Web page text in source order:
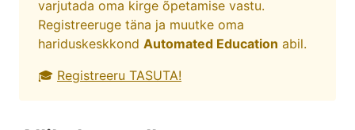
varjutada oma kirge õpetamise vastu.
Registreeruge täna ja muutke oma
hariduskeskkond Automated Education abil.
🎓 Registreeru TASUTA!